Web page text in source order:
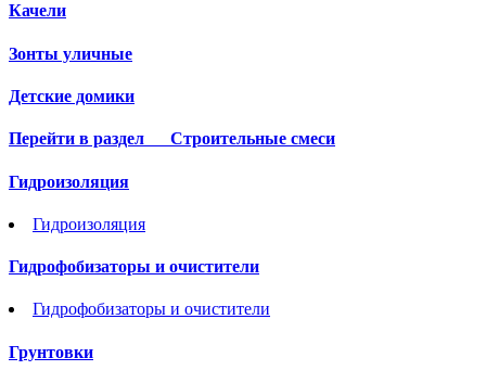
Качели
Зонты уличные
Детские домики
Перейти в раздел Строительные смеси
Гидроизоляция
Гидроизоляция
Гидрофобизаторы и очистители
Гидрофобизаторы и очистители
Грунтовки